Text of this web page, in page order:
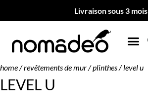
Livraison sous 3 mois
home/revêtements de mur/plinthes/ level u
LEVEL U